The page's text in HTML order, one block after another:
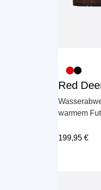
Red
warmem
199,95 €